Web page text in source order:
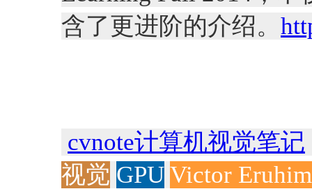
含了更进阶的介绍。
cvnote计算机视觉笔记
视觉 GPU Victor